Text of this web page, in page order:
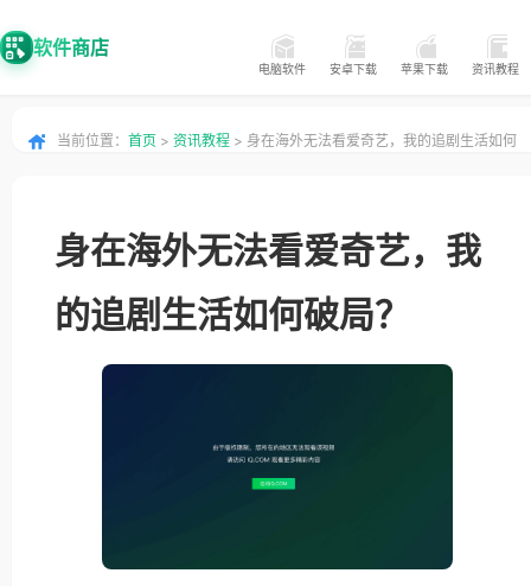
软件商店
电脑软件 安卓下载 苹果下载 资讯教程
当前位置： 首页 > 资讯教程 > 身在海外无法看爱奇艺，我的追剧生活如何
身在海外无法看爱奇艺，我
的追剧生活如何破局？